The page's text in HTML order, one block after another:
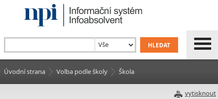
Úvodní strana Volba podle školy Škola
vytisknout